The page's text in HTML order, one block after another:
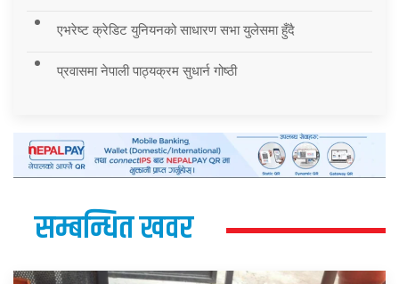
एभरेष्ट क्रेडिट युनियनको साधारण सभा युलेसमा हुँदै
प्रवासमा नेपाली पाठ्यक्रम सुधार्न गोष्ठी
सम्बन्धित खवर